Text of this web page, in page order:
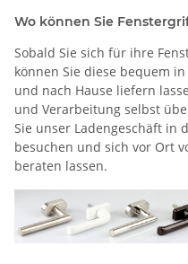
Wo können Sie
Sobald Sie sich für ihre
können Sie diese bequem
und nach Hause liefern
und Verarbeitung selbst
Sie unser Ladengeschäft in
besuchen und sich vor Ort
beraten lassen.